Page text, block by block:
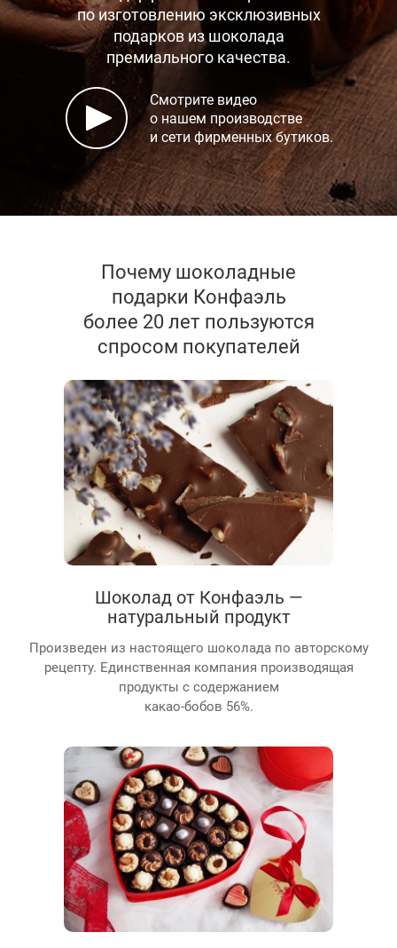
по изготовлению эксклюзивных
подарков из шоколада
премиального качества.
Смотрите видео
о нашем производстве
и сети фирменных бутиков.
Почему шоколадные
подарки Конфаэль
более 20 лет пользуются
спросом покупателей
Шоколад от Конфаэль —
натуральный продукт
Произведен из настоящего шоколада по авторскому
рецепту. Единственная компания производящая
продукты с содержанием
какао-бобов 56%.